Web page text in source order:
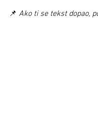
📌 Ako ti se tekst dopao,